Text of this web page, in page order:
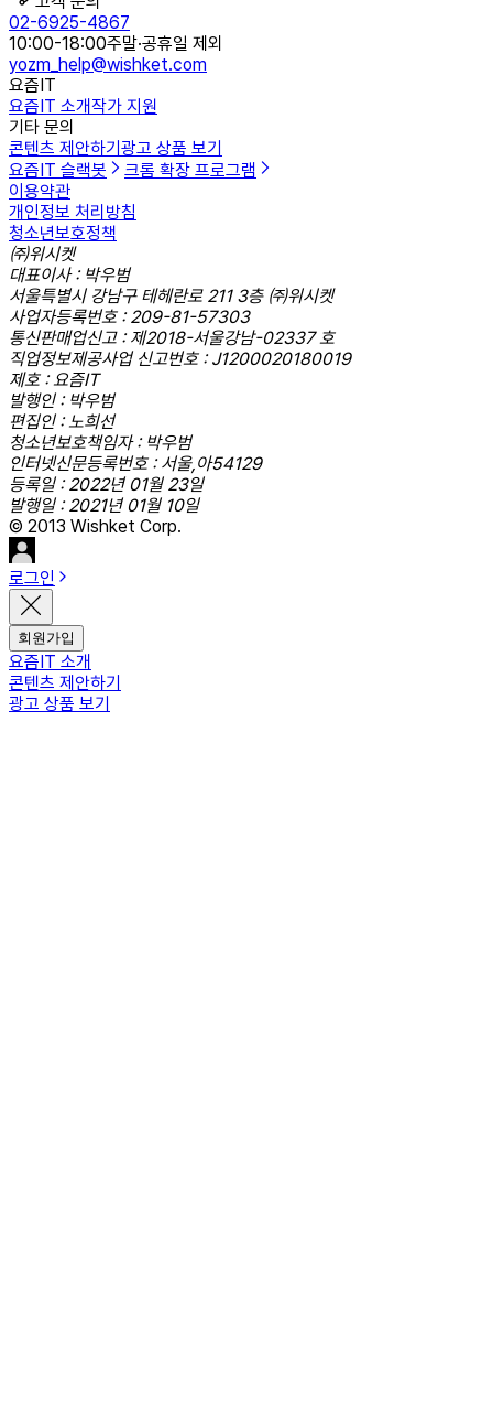
02-6925-4867
10:00-18:00주말·공휴일 제외
yozm_help@wishket.com
요즘IT
요즘IT 소개작가 지원
기타 문의
콘텐츠 제안하기 광고 상품 보기
요즘IT 슬랙봇
크롬 확장 프로그램
이용약관
개인정보 처리방침
청소년보호정책
㈜위시켓
대표이사 : 박우범
서울특별시 강남구 테헤란로 211 3층 ㈜위시켓
사업자등록번호 : 209-81-57303
통신판매업신고 : 제2018-서울강남-02337 호
직업정보제공사업 신고번호 : J1200020180019
제호 : 요즘IT
발행인 : 박우범
편집인 : 노희선
청소년보호책임자 : 박우범
인터넷신문등록번호 : 서울,아54129
등록일 : 2022년 01월 23일
발행일 : 2021년 01월 10일
© 2013 Wishket Corp.
로그인
회원가입
요즘IT 소개
콘텐츠 제안하기
광고 상품 보기